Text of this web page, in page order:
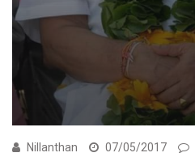
Nillanthan 07/05/2017